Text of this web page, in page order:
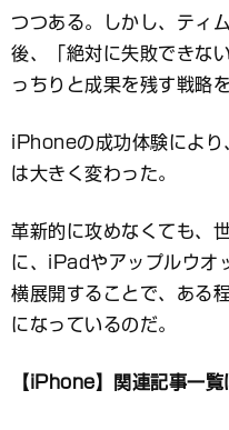
つつある。しかし、ティ
後、「絶対に失敗できな
っちりと成果を残す戦略
iPhoneの成功体験によ
は大きく変わった。
革新的に攻めなくても、
に、iPadやアップルウオ
横展開することで、ある
になっているのだ。
【iPhone】関連記事一覧